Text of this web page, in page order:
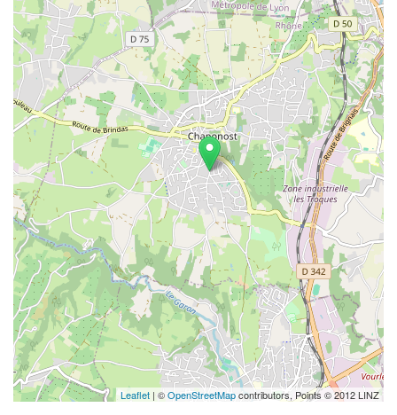
Leaflet | ©OpenStreetMapcontributors, Points © 2012 LINZ